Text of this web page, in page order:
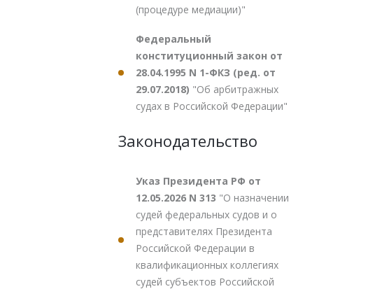
(процедуре медиации)"
Федеральный
конституционный закон от
28.04.1995 N 1-ФКЗ (ред. от
29.07.2018) "Об арбитражных
судах в Российской Федерации"
Законодательство
Указ Президента РФ от
12.05.2026 N 313 "О назначении
судей федеральных судов и о
представителях Президента
Российской Федерации в
квалификационных коллегиях
судей субъектов Российской